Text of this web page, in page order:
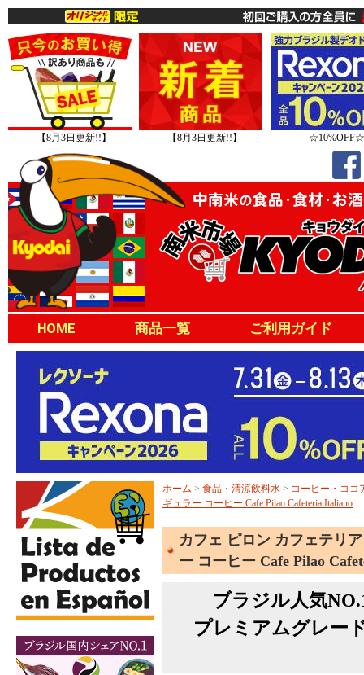
【8月3日更新!!】 【8月3日更新!!】 ☆10%OFF☆
HOME 商品一覧 ご利用ガイド
ホーム > 食品・清涼飲料水 > コーヒー・ココ
ギュラー コーヒー Cafe Pilao Cafeteria Italiano
カフェ ピロン カフェテリ
ー コーヒー Cafe Pilao
ブラジル人気
プレミアムグレー